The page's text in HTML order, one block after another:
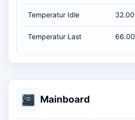
Temperatur Idle 32.00
Temperatur Last 66.00
Mainboard